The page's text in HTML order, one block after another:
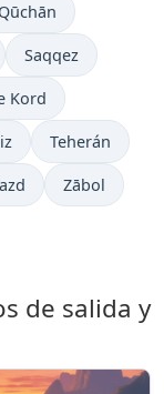
Qūchān
Saqqez
Kord
Teherán
Zābol
de salida y